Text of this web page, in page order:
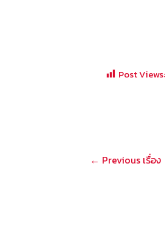
Post Views:
แนะแนว
← Previous เรื่อง